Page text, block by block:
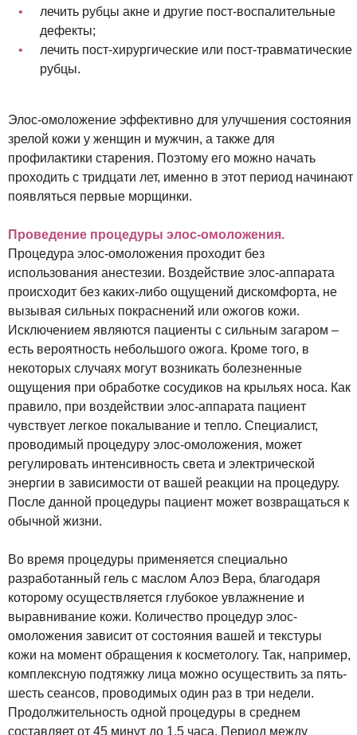
лечить рубцы акне и другие пост-воспалительные
дефекты;
лечить пост-хирургические или пост-травматические
рубцы.
Элос-омоложение эффективно для улучшения состояния
зрелой кожи у женщин и мужчин, а также для
профилактики старения. Поэтому его можно начать
проходить с тридцати лет, именно в этот период начинают
появляться первые морщинки.
Проведение процедуры элос-омоложения.
Процедура элос-омоложения проходит без
использования анестезии. Воздействие элос-аппарата
происходит без каких-либо ощущений дискомфорта, не
вызывая сильных покраснений или ожогов кожи.
Исключением являются пациенты с сильным загаром –
есть вероятность небольшого ожога. Кроме того, в
некоторых случаях могут возникать болезненные
ощущения при обработке сосудиков на крыльях носа. Как
правило, при воздействии элос-аппарата пациент
чувствует легкое покалывание и тепло. Специалист,
проводимый процедуру элос-омоложения, может
регулировать интенсивность света и электрической
энергии в зависимости от вашей реакции на процедуру.
После данной процедуры пациент может возвращаться к
обычной жизни.
Во время процедуры применяется специально
разработанный гель с маслом Алоэ Вера, благодаря
которому осуществляется глубокое увлажнение и
выравнивание кожи. Количество процедур элос-
омоложения зависит от состояния вашей и текстуры
кожи на момент обращения к косметологу. Так, например,
комплексную подтяжку лица можно осуществить за пять-
шесть сеансов, проводимых один раз в три недели.
Продолжительность одной процедуры в среднем
составляет от 45 минут до 1,5 часа. Период между